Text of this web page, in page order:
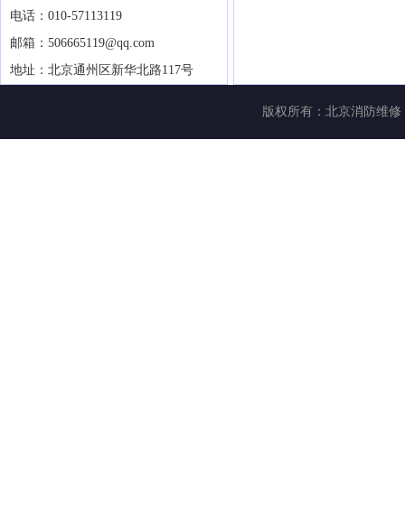
电话：010-57113119
邮箱：506665119@qq.com
地址：北京通州区新华北路117号
版权所有： 北京消防维修